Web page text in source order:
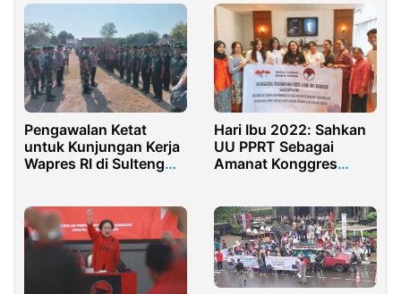
Pengawalan Ketat
untuk Kunjungan Kerja
Wapres RI di Sulteng
Hari Ibu 2022: Sahkan
UU PPRT Sebagai
Amanat Konggres